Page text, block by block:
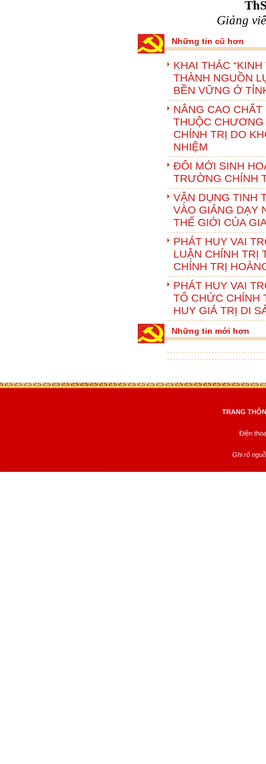
Giảng
Những tin cũ hơn
KHAI THÁC
THÀNH NGUỒN
BỀN VỮNG Ở
NÂNG CAO
THUỘC
CHÍNH TRỊ DO
NHIỆM
ĐỔI MỚI SINH
TRƯỜNG CHÍNH
VẬN DỤNG TINH
VÀO GIẢNG DẠY
THẾ GIỚI CỦA
PHÁT HUY VAI
LUẬN CHÍNH TRỊ
CHÍNH TRỊ
PHÁT HUY VAI
TỔ CHỨC CHÍNH
HUY GIÁ TRỊ DI
Những tin mới hơn
TRANG
Điện
Ghi rõ